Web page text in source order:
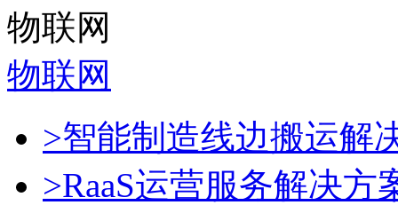
物联网
物联网
>智能制造线边搬运解
>RaaS运营服务解决方